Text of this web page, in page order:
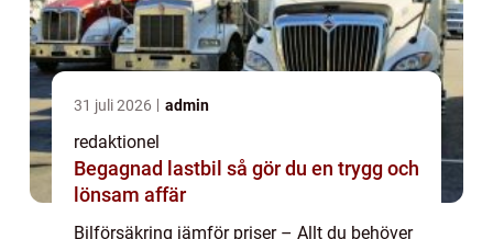
31 juli 2026 admin
redaktionel
Begagnad lastbil så gör du en trygg och
lönsam affär
Bilförsäkring jämför priser – Allt du behöver